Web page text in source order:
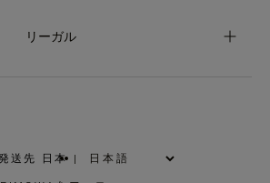
リーガル
発送先 日本 |